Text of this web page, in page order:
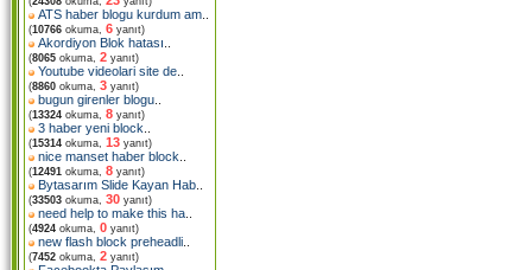
ATS haber blogu kurdum am
(10766 okuma, 6 yanıt)
Akordiyon Blok hatası
(8065 okuma, 2 yanıt)
Youtube videolari site de
(8860 okuma, 3 yanıt)
bugun girenler blogu
(13324 okuma, 8 yanıt)
3 haber yeni block
(15314 okuma, 13 yanıt)
nice manset haber block
(12491 okuma, 8 yanıt)
Bytasarım Slide Kayan Hab
(33503 okuma, 30 yanıt)
need help to make this ha
(4924 okuma, 0 yanıt)
new flash block preheadli
(7452 okuma, 2 yanıt)